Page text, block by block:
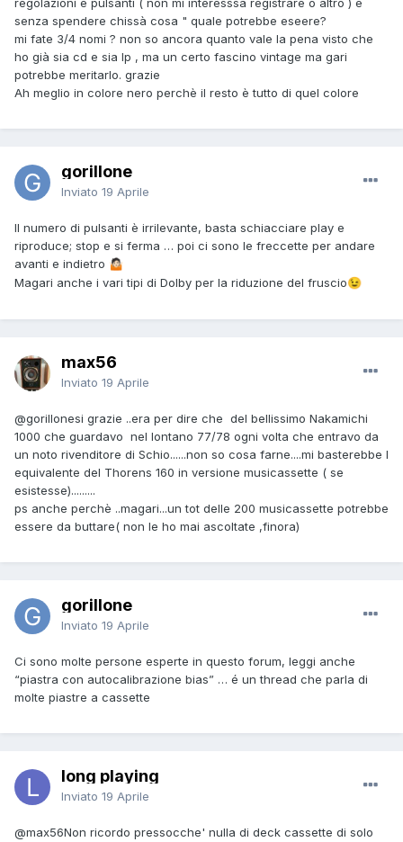
regolazioni e pulsanti ( non mi interesssa registrare o altro ) e
senza spendere chissà cosa " quale potrebbe eseere?
mi fate 3/4 nomi ? non so ancora quanto vale la pena visto che
ho già sia cd e sia lp , ma un certo fascino vintage ma gari
potrebbe meritarlo. grazie
Ah meglio in colore nero perchè il resto è tutto di quel colore
gorillone
Inviato 19 Aprile
Il numero di pulsanti è irrilevante, basta schiacciare play e
riproduce; stop e si ferma … poi ci sono le freccette per andare
avanti e indietro 🤷🏻
Magari anche i vari tipi di Dolby per la riduzione del fruscio😉
max56
Inviato 19 Aprile
@gorillonesi grazie ..era per dire che del bellissimo Nakamichi
1000 che guardavo nel lontano 77/78 ogni volta che entravo da
un noto rivenditore di Schio......non so cosa farne....mi basterebbe l
equivalente del Thorens 160 in versione musicassette ( se
esistesse).........
ps anche perchè ..magari...un tot delle 200 musicassette potrebbe
essere da buttare( non le ho mai ascoltate ,finora)
gorillone
Inviato 19 Aprile
Ci sono molte persone esperte in questo forum, leggi anche
“piastra con autocalibrazione bias” … é un thread che parla di
molte piastre a cassette
long playing
Inviato 19 Aprile
@max56Non ricordo pressocche' nulla di deck cassette di solo